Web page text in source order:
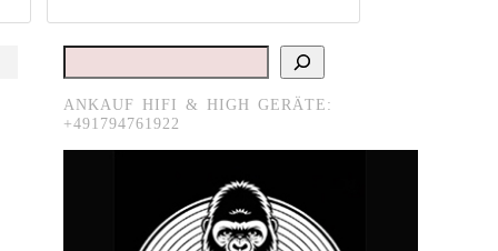
Suchen
ANKAUF HIFI & HIGH GERÄTE:
+491794761922